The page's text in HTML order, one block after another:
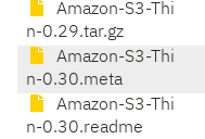
Amazon-S3-Thi
n-0.29.tar.gz
Amazon-S3-Thi
n-0.30.meta
Amazon-S3-Thi
n-0.30.readme